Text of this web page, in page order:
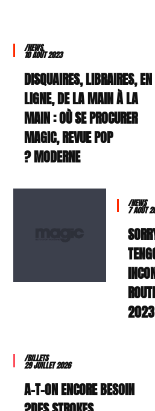
/NEWS
10 AOÛT 2023
DISQUAIRES, LIBRAIRES, EN
LIGNE, DE LA MAIN À LA
MAIN : OÙ SE PROCURER
MAGIC, REVUE POP
MODERNE ?
/NEWS
7 AOÛT
2023
/BILLETS
29 JUILLET 2026
A-T-ON ENCORE BESOIN